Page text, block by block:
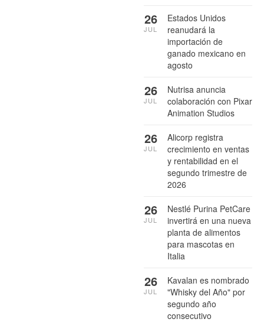
Estados Unidos
reanudará la
importación de
ganado mexicano en
agosto
26
JUL
Nutrisa anuncia
colaboración con Pixar
Animation Studios
26
JUL
Alicorp registra
crecimiento en ventas
y rentabilidad en el
segundo trimestre de
2026
26
JUL
Nestlé Purina PetCare
invertirá en una nueva
planta de alimentos
para mascotas en
Italia
26
JUL
Kavalan es nombrado
"Whisky del Año" por
segundo año
consecutivo
26
JUL